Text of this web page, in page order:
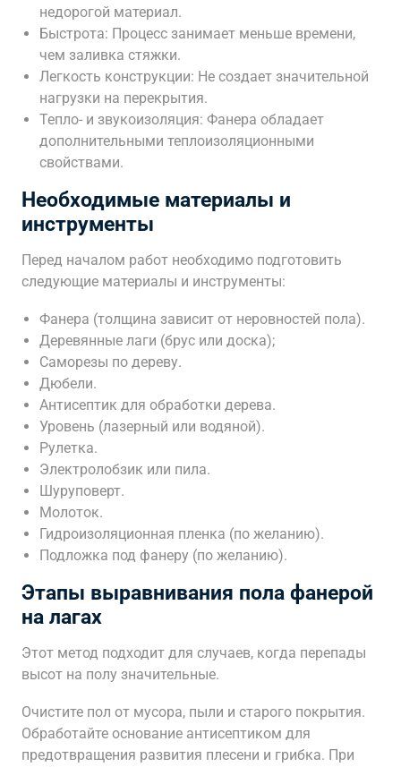
недорогой материал.
Быстрота: Процесс занимает меньше времени,
чем заливка стяжки.
Легкость конструкции: Не создает значительной
нагрузки на перекрытия.
Тепло- и звукоизоляция: Фанера обладает
дополнительными теплоизоляционными
свойствами.
Необходимые материалы и
инструменты
Перед началом работ необходимо подготовить
следующие материалы и инструменты:
Фанера (толщина зависит от неровностей пола).
Деревянные лаги (брус или доска);
Саморезы по дереву.
Дюбели.
Антисептик для обработки дерева.
Уровень (лазерный или водяной).
Рулетка.
Электролобзик или пила.
Шуруповерт.
Молоток.
Гидроизоляционная пленка (по желанию).
Подложка под фанеру (по желанию).
Этапы выравнивания пола фанерой
на лагах
Этот метод подходит для случаев, когда перепады
высот на полу значительные.
Очистите пол от мусора, пыли и старого покрытия.
Обработайте основание антисептиком для
предотвращения развития плесени и грибка. При